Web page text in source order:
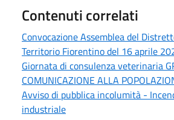
Contenuti correlati
Convocazione Assemblea del
Territorio Fiorentino del 16 aprile
Giornata di consulenza veterinaria
COMUNICAZIONE ALLA
Avviso di pubblica incolumità -
industriale